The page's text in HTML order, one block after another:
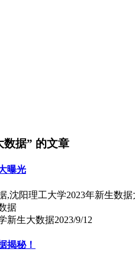
数据” 的文章
曝光
,沈阳理工大学2023年新生数
新生大数据2023/9/12
揭秘！